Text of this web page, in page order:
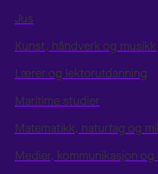
Jus
Kunst, håndverk og musikk
Lærer og lektorutdanning
Maritime studier
Matematikk, naturfag og
Medier, kommunikasjon